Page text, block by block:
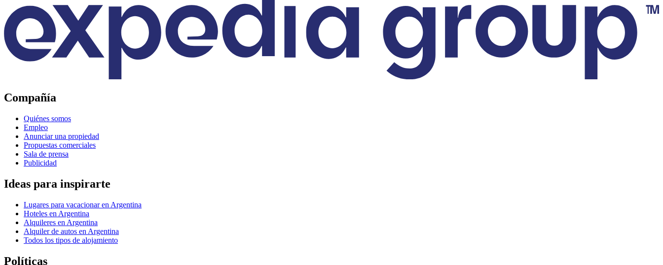
Compañía
Quiénes somos
Empleo
Anunciar una propiedad
Propuestas comerciales
Sala de prensa
Publicidad
Ideas para inspirarte
Lugares para vacacionar en Argentina
Hoteles en Argentina
Alquileres en Argentina
Alquiler de autos en Argentina
Todos los tipos de alojamiento
Políticas